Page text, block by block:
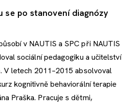
se po stanovení diagnózy
v NAUTIS a SPC při NAUTIS
sociální pedagogiku a učitelství
V letech 2011–2015 absolvoval
kognitivně behaviorální terapie
Praška. Pracuje s dětmi,